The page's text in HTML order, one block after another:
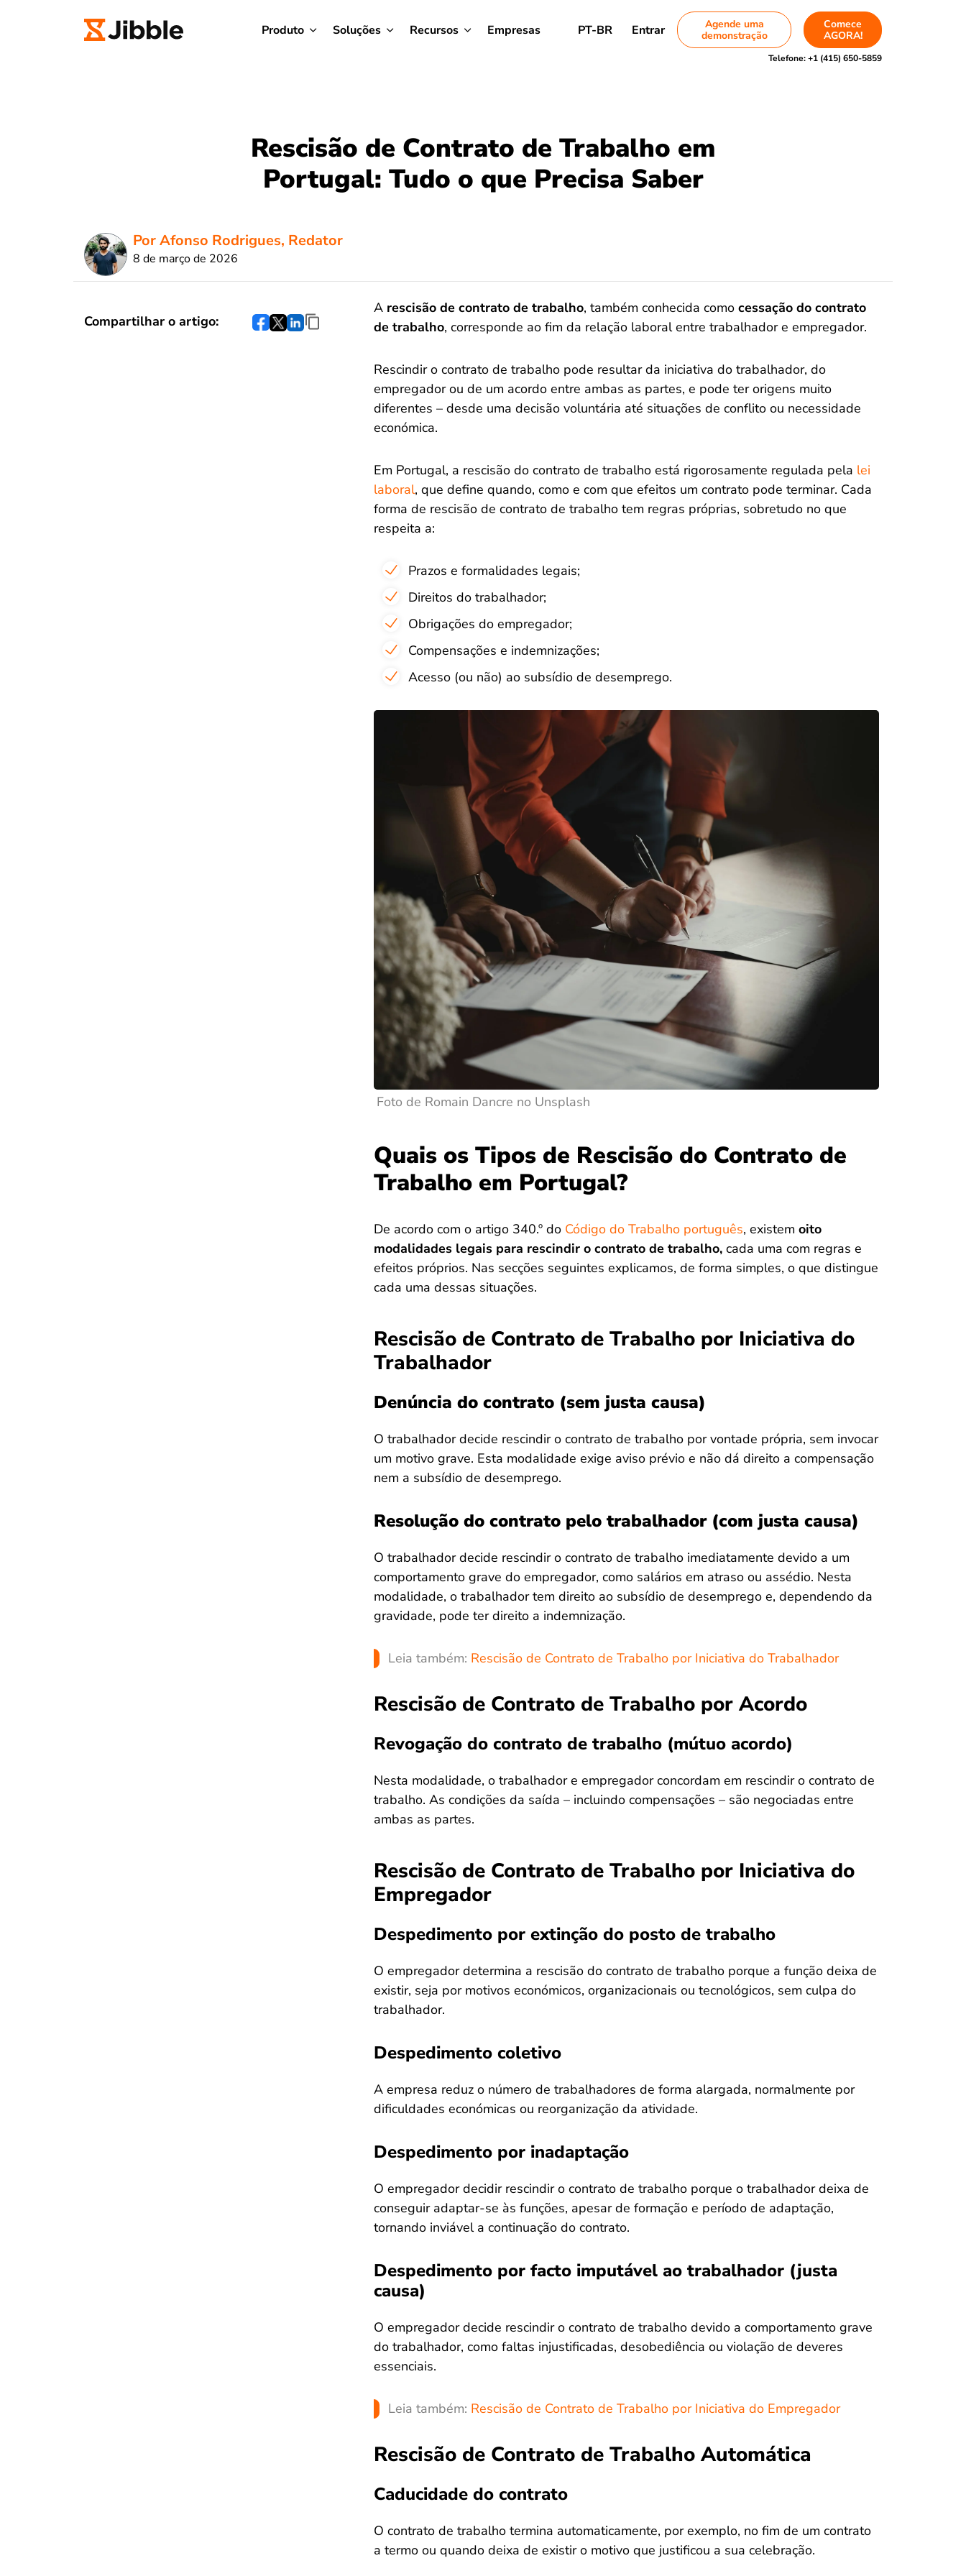
Produto Soluções Recursos Empresas PT-BR Entrar
Agende uma
demonstração
Comece
AGORA!
Telefone:+1 (415) 650-5859
Rescisão de Contrato de Trabalho em
Portugal: Tudo o que Precisa Saber
Por Afonso Rodrigues, Redator
8 de março de 2026
Compartilhar o artigo:
A rescisão de contrato de trabalho, também conhecida como cessação do contrato
de trabalho, corresponde ao fim da relação laboral entre trabalhador e empregador.
Rescindir o contrato de trabalho pode resultar da iniciativa do trabalhador, do
empregador ou de um acordo entre ambas as partes, e pode ter origens muito
diferentes – desde uma decisão voluntária até situações de conflito ou necessidade
económica.
Em Portugal, a rescisão do contrato de trabalho está rigorosamente regulada pela lei
laboral, que define quando, como e com que efeitos um contrato pode terminar. Cada
forma de rescisão de contrato de trabalho tem regras próprias, sobretudo no que
respeita a:
Prazos e formalidades legais;
Direitos do trabalhador;
Obrigações do empregador;
Compensações e indemnizações;
Acesso (ou não) ao subsídio de desemprego.
Foto de Romain Dancre no Unsplash
Quais os Tipos de Rescisão do Contrato de
Trabalho em Portugal?
De acordo com o artigo 340.º do Código do Trabalho português, existem oito
modalidades legais para rescindir o contrato de trabalho,cada uma com regras e
efeitos próprios. Nas secções seguintes explicamos, de forma simples, o que distingue
cada uma dessas situações.
Rescisão de Contrato de Trabalho por Iniciativa do
Trabalhador
Denúncia do contrato (sem justa causa)
O trabalhador decide rescindir o contrato de trabalho por vontade própria, sem invocar
um motivo grave. Esta modalidade exige aviso prévio e não dá direito a compensação
nem a subsídio de desemprego.
Resolução do contrato pelo trabalhador (com justa causa)
O trabalhador decide rescindir o contrato de trabalho imediatamente devido a um
comportamento grave do empregador, como salários em atraso ou assédio. Nesta
modalidade, o trabalhador tem direito ao subsídio de desemprego e, dependendo da
gravidade, pode ter direito a indemnização.
Leia também: Rescisão de Contrato de Trabalho por Iniciativa do Trabalhador
Rescisão de Contrato de Trabalho por Acordo
Revogação do contrato de trabalho (mútuo acordo)
Nesta modalidade, o trabalhador e empregador concordam em rescindir o contrato de
trabalho. As condições da saída – incluindo compensações – são negociadas entre
ambas as partes.
Rescisão de Contrato de Trabalho por Iniciativa do
Empregador
Despedimento por extinção do posto de trabalho
O empregador determina a rescisão do contrato de trabalho porque a função deixa de
existir, seja por motivos económicos, organizacionais ou tecnológicos, sem culpa do
trabalhador.
Despedimento coletivo
A empresa reduz o número de trabalhadores de forma alargada, normalmente por
dificuldades económicas ou reorganização da atividade.
Despedimento por inadaptação
O empregador decidir rescindir o contrato de trabalho porque o trabalhador deixa de
conseguir adaptar-se às funções, apesar de formação e período de adaptação,
tornando inviável a continuação do contrato.
Despedimento por facto imputável ao trabalhador (justa
causa)
O empregador decide rescindir o contrato de trabalho devido a comportamento grave
do trabalhador, como faltas injustificadas, desobediência ou violação de deveres
essenciais.
Leia também: Rescisão de Contrato de Trabalho por Iniciativa do Empregador
Rescisão de Contrato de Trabalho Automática
Caducidade do contrato
O contrato de trabalho termina automaticamente, por exemplo, no fim de um contrato
a termo ou quando deixa de existir o motivo que justificou a sua celebração.